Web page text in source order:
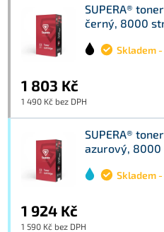
SUPERA®
černý, 8000
Skladem
1 803 Kč
1 490 Kč bez DPH
SUPERA®
azurový, 8000
Skladem
1 924 Kč
1 590 Kč bez DPH